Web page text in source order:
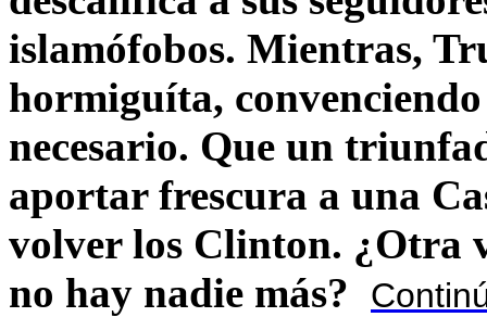
islamófobos. Mientras,
hormiguíta,
necesario. Que un
aportar frescura a una
volver los Clinton. ¿Otra
no hay nadie más?